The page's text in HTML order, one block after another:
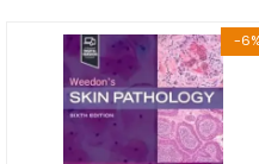
DERMATOPATHOLOGY
FORENSIC
GASTROINTESTINAL/LIVER
NONTUMOR, SERIES I
-